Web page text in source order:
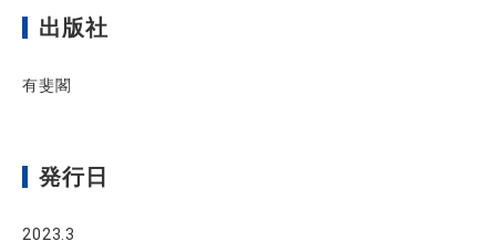
出版社
有斐閣
発行日
2023.3